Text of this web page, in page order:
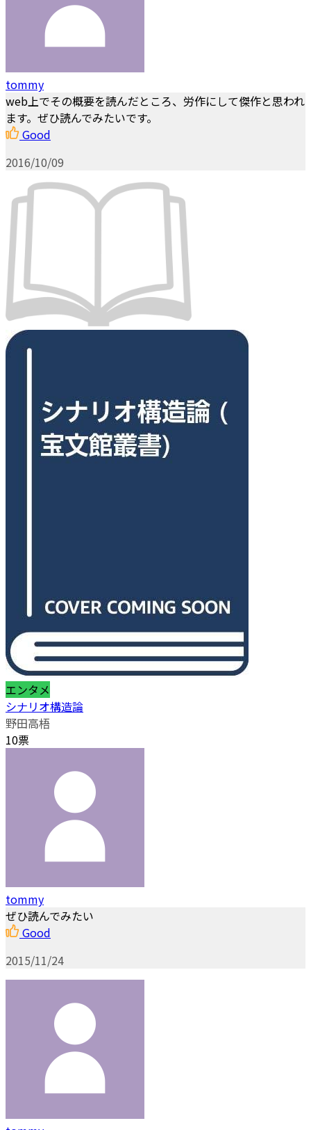
tommy
web上でその概要を読んだところ、労作にして傑作と思われ
ます。ぜひ読んでみたいです。
Good
2016/10/09
エンタメ
シナリオ構造論
野田高梧
10票
tommy
ぜひ読んでみたい
Good
2015/11/24